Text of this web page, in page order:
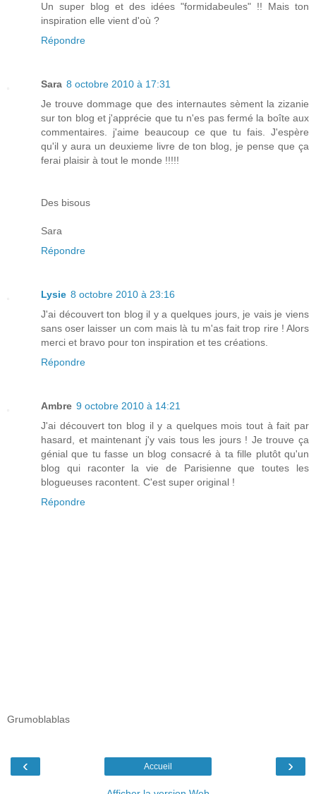
Un super blog et des idées "formidabeules" !! Mais ton
inspiration elle vient d'où ?
Répondre
Sara 8 octobre 2010 à 17:31
Je trouve dommage que des internautes sèment la zizanie
sur ton blog et j'apprécie que tu n'es pas fermé la boîte aux
commentaires. j'aime beaucoup ce que tu fais. J'espère
qu'il y aura un deuxieme livre de ton blog, je pense que ça
ferai plaisir à tout le monde !!!!!
Des bisous
Sara
Répondre
Lysie 8 octobre 2010 à 23:16
J'ai découvert ton blog il y a quelques jours, je vais je viens
sans oser laisser un com mais là tu m'as fait trop rire ! Alors
merci et bravo pour ton inspiration et tes créations.
Répondre
Ambre 9 octobre 2010 à 14:21
J'ai découvert ton blog il y a quelques mois tout à fait par
hasard, et maintenant j'y vais tous les jours ! Je trouve ça
génial que tu fasse un blog consacré à ta fille plutôt qu'un
blog qui raconter la vie de Parisienne que toutes les
blogueuses racontent. C'est super original !
Répondre
Grumoblablas
‹ ›
Accueil